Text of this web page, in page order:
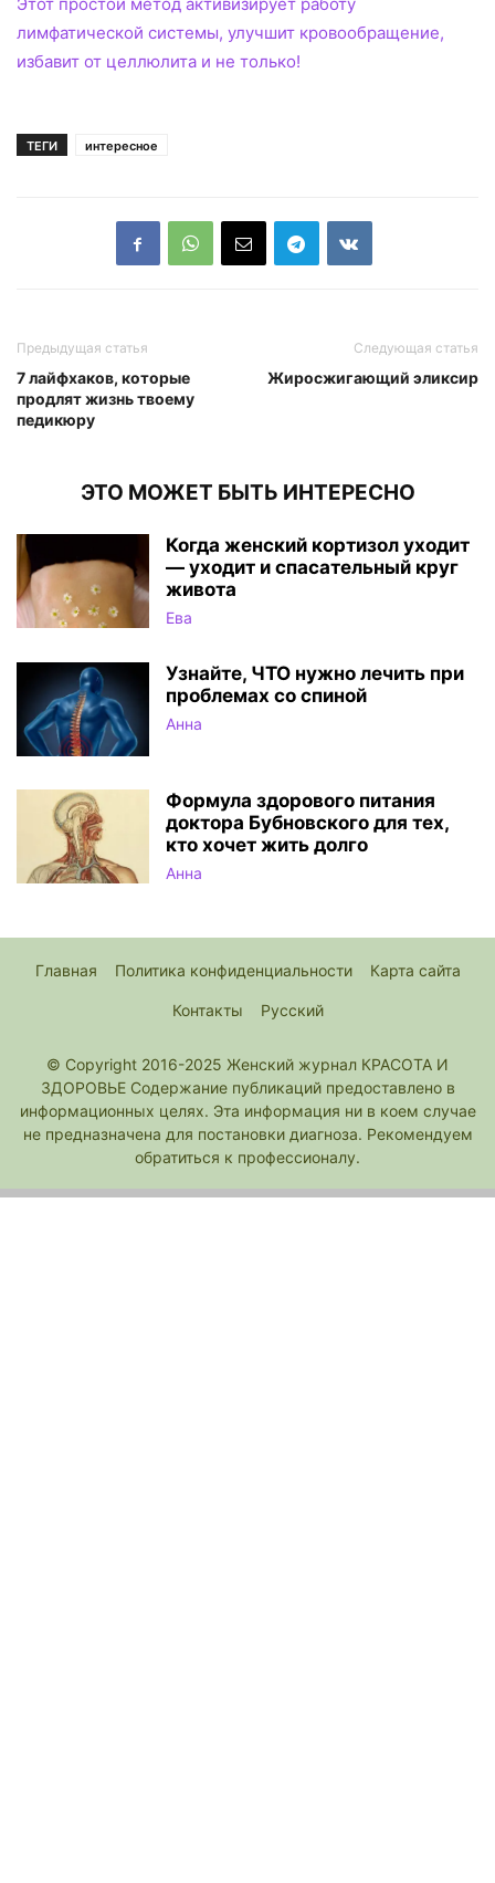
Этот простой метод активизирует работу
лимфатической системы, улучшит кровообращение,
избавит от целлюлита и не только!
ТЕГИ интересное
Предыдущая статья
7 лайфхаков, которые
продлят жизнь твоему
педикюру
Следующая статья
Жиросжигающий эликсир
ЭТО МОЖЕТ БЫТЬ ИНТЕРЕСНО
Когда женский кортизол уходит
— уходит и спасательный круг
живота
Ева
Узнайте, ЧТО нужно лечить при
проблемах со спиной
Анна
Формула здорового питания
доктора Бубновского для тех,
кто хочет жить долго
Анна
Главная Политика конфиденциальности Карта сайта
Контакты Русский
© Copyright 2016-2025 Женский журнал КРАСОТА И
ЗДОРОВЬЕ Содержание публикаций предоставлено в
информационных целях. Эта информация ни в коем случае
не предназначена для постановки диагноза. Рекомендуем
обратиться к профессионалу.